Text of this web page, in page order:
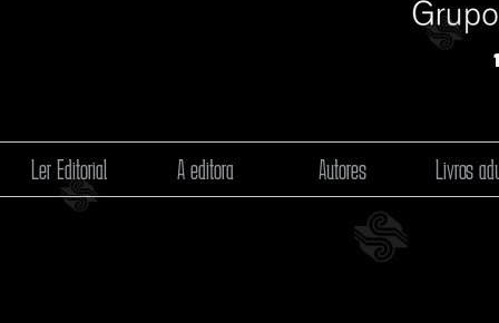
Ler Editorial A editora Autores Livros